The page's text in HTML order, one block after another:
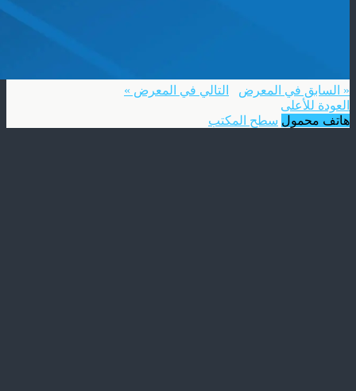
« السابق في المعرض
التالي في المعرض »
العودة للأعلى
هاتف محمول سطح المكتب